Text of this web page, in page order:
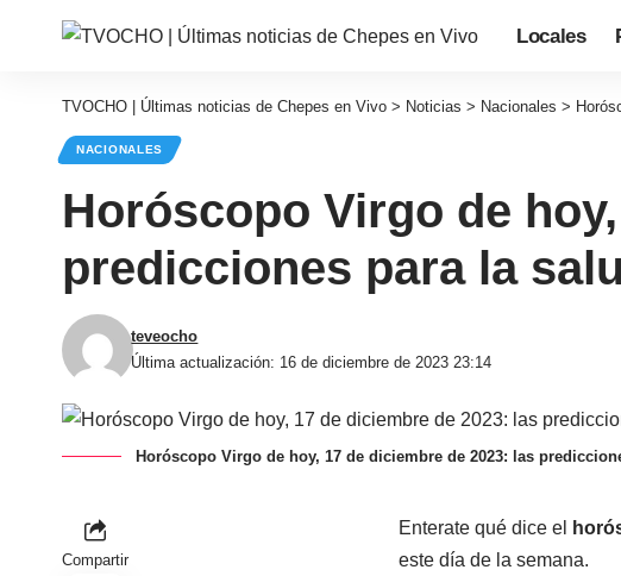
Locales
TVOCHO | Últimas noticias de Chepes en Vivo > Noticias > Nacionales >
NACIONALES
Horóscopo Virgo de
predicciones para la
Última actualización: 16 de diciembre de 2023 23:14
teveocho
Horóscopo Virgo de hoy, 17 de diciembre de 2023: las
Compartir
Enterate qué dice el
este día de la semana.